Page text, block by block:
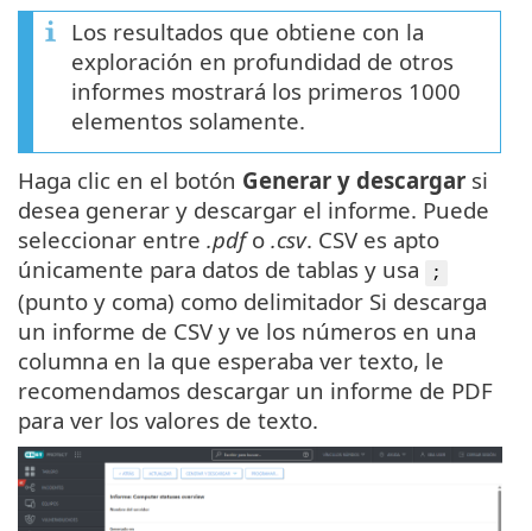
Los resultados que obtiene con la
exploración en profundidad de otros
informes mostrará los primeros 1000
elementos solamente.
Haga clic en el botón Generar y descargar si
desea generar y descargar el informe. Puede
seleccionar entre .pdfo .csv. CSV es apto
únicamente para datos de tablas y usa
;
(punto y coma) como delimitador Si descarga
un informe de CSV y ve los números en una
columna en la que esperaba ver texto, le
recomendamos descargar un informe de PDF
para ver los valores de texto.